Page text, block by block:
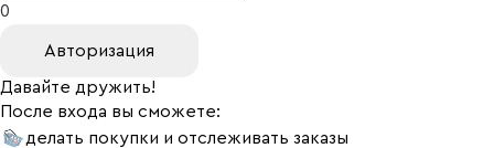
0
Авторизация
Давайте дружить!
После входа вы сможете:
делать покупки и отслеживать заказы